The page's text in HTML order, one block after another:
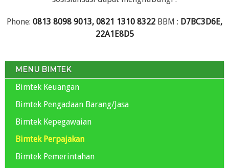
Phone: 0813 8098 9013, 0821 1310 8322 BBM : D7BC3D6E,
22A1E8D5
MENU BIMTEK
Bimtek Keuangan
Bimtek Pengadaan Barang/Jasa
Bimtek Kepegawaian
Bimtek Perpajakan
Bimtek Pemerintahan